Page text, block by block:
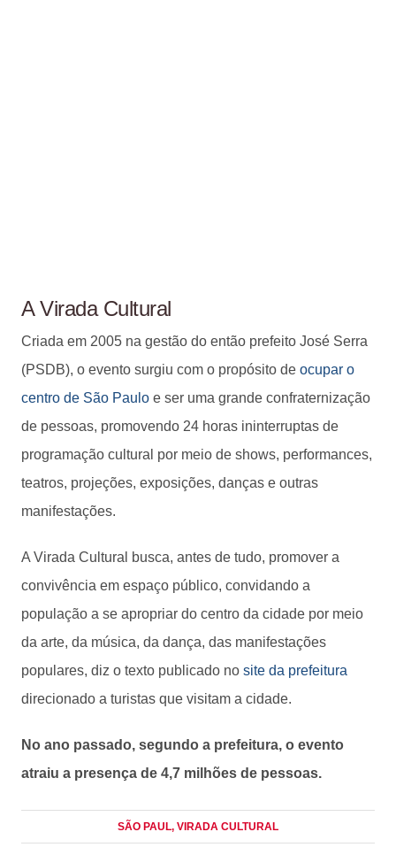
A Virada Cultural
Criada em 2005 na gestão do então prefeito José Serra
(PSDB), o evento surgiu com o propósito de ocupar o
centro de São Paulo e ser uma grande confraternização
de pessoas, promovendo 24 horas ininterruptas de
programação cultural por meio de shows, performances,
teatros, projeções, exposições, danças e outras
manifestações.
A Virada Cultural busca, antes de tudo, promover a
convivência em espaço público, convidando a
população a se apropriar do centro da cidade por meio
da arte, da música, da dança, das manifestações
populares, diz o texto publicado no site da prefeitura
direcionado a turistas que visitam a cidade.
No ano passado, segundo a prefeitura, o evento
atraiu a presença de 4,7 milhões de pessoas.
SÃO PAUL, VIRADA CULTURAL